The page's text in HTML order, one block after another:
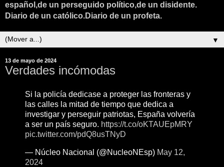
español,de un perseguido político,de un disidente.
Diario de un católico.Diario de un profeta.
▼
13 de mayo de 2024
Verdades incómodas
Si la policía dedicase a proteger las fronteras y
las calles la mitad de tiempo que dedica a
investigar y perseguir patriotas, España volvería
a ser un país seguro. https://t.co/oKTAUEpMRY
pic.twitter.com/pdQ8usTNyD
— Núcleo Nacional (@NucleoNEsp) May 12,
2024